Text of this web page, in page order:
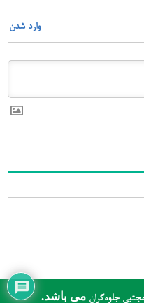
وارد شدن
جلوه‌گرانمی باشد.